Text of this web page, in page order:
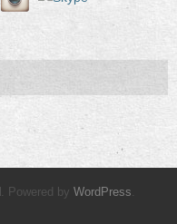
. Powered by WordPress.